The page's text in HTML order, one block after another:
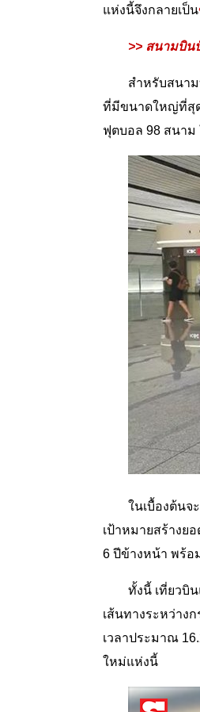
แห่งนี้จึงกลายเป็น
>> สนามบิน
สำหรับสนา
ที่มีขนาดใหญ่ที่สุ
ฟุตบอล 98 สนาม
ในเบื้องต้นจ
เป้าหมายสร้างย
6 ปีข้างหน้า พร้อ
ทั้งนี้ เที่ยวบิ
เส้นทางระหว่าง
เวลาประมาณ
ใหม่แห่งนี้